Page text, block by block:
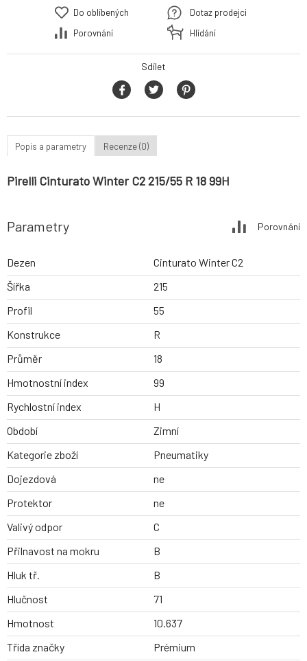
Do oblíbených
Porovnání
Dotaz prodejci
Hlídání
Sdílet
Popis a parametry Recenze (0)
Pirelli Cinturato Winter C2 215/55 R 18 99H
Parametry Porovnání
Dezen
Cinturato Winter C2
Šířka
215
Profil
55
Konstrukce
R
Průměr
18
Hmotnostní index
99
Rychlostní index
H
Období
Zimní
Kategorie zboží
Pneumatiky
Dojezdová
ne
Protektor
ne
Valivý odpor
C
Přilnavost na mokru
B
Hluk tř.
B
Hlučnost
71
Hmotnost
10.637
Třída značky
Prémium